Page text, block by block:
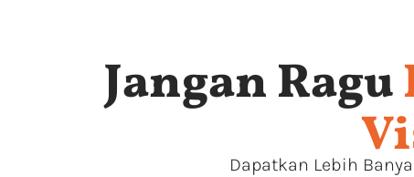
Jangan Ragu
Dapatkan Lebih